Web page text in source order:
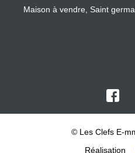
Maison à vendre, Saint
© Les Clefs E-
Réalisation